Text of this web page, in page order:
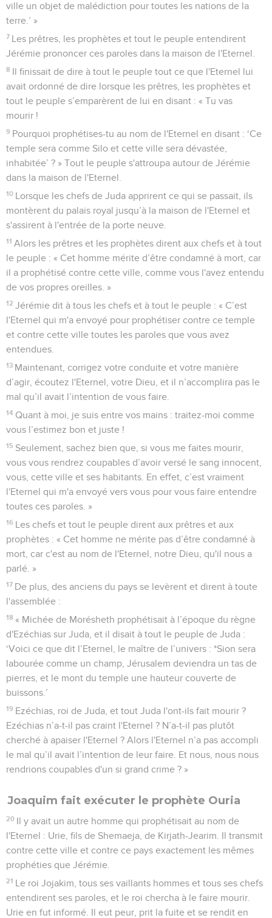
ville un objet de malédiction pour toutes les nations de la
terre.’ »
7 Les prêtres, les prophètes et tout le peuple entendirent
Jérémie prononcer ces paroles dans la maison de l'Eternel.
8 Il finissait de dire à tout le peuple tout ce que l'Eternel lui
avait ordonné de dire lorsque les prêtres, les prophètes et
tout le peuple s’emparèrent de lui en disant : « Tu vas
mourir !
9 Pourquoi prophétises-tu au nom de l'Eternel en disant : ‘Ce
temple sera comme Silo et cette ville sera dévastée,
inhabitée’ ? » Tout le peuple s'attroupa autour de Jérémie
dans la maison de l'Eternel.
10 Lorsque les chefs de Juda apprirent ce qui se passait, ils
montèrent du palais royal jusqu’à la maison de l'Eternel et
s'assirent à l'entrée de la porte neuve.
11 Alors les prêtres et les prophètes dirent aux chefs et à tout
le peuple : « Cet homme mérite d’être condamné à mort, car
il a prophétisé contre cette ville, comme vous l'avez entendu
de vos propres oreilles. »
12 Jérémie dit à tous les chefs et à tout le peuple : « C’est
l'Eternel qui m'a envoyé pour prophétiser contre ce temple
et contre cette ville toutes les paroles que vous avez
entendues.
13 Maintenant, corrigez votre conduite et votre manière
d’agir, écoutez l'Eternel, votre Dieu, et il n’accomplira pas le
mal qu’il avait l’intention de vous faire.
14 Quant à moi, je suis entre vos mains : traitez-moi comme
vous l’estimez bon et juste !
15 Seulement, sachez bien que, si vous me faites mourir,
vous vous rendrez coupables d’avoir versé le sang innocent,
vous, cette ville et ses habitants. En effet, c’est vraiment
l'Eternel qui m'a envoyé vers vous pour vous faire entendre
toutes ces paroles. »
16 Les chefs et tout le peuple dirent aux prêtres et aux
prophètes : « Cet homme ne mérite pas d’être condamné à
mort, car c'est au nom de l'Eternel, notre Dieu, qu'il nous a
parlé. »
17 De plus, des anciens du pays se levèrent et dirent à toute
l'assemblée :
18 « Michée de Morésheth prophétisait à l’époque du règne
d'Ezéchias sur Juda, et il disait à tout le peuple de Juda :
‘Voici ce que dit l’Eternel, le maître de l’univers : *Sion sera
labourée comme un champ, Jérusalem deviendra un tas de
pierres, et le mont du temple une hauteur couverte de
buissons.’
19 Ezéchias, roi de Juda, et tout Juda l'ont-ils fait mourir ?
Ezéchias n’a-t-il pas craint l'Eternel ? N’a-t-il pas plutôt
cherché à apaiser l'Eternel ? Alors l'Eternel n’a pas accompli
le mal qu’il avait l’intention de leur faire. Et nous, nous nous
rendrions coupables d'un si grand crime ? »
Joaquim fait exécuter le prophète Ouria
20 Il y avait un autre homme qui prophétisait au nom de
l'Eternel : Urie, fils de Shemaeja, de Kirjath-Jearim. Il transmit
contre cette ville et contre ce pays exactement les mêmes
prophéties que Jérémie.
21 Le roi Jojakim, tous ses vaillants hommes et tous ses chefs
entendirent ses paroles, et le roi chercha à le faire mourir.
Urie en fut informé. Il eut peur, prit la fuite et se rendit en